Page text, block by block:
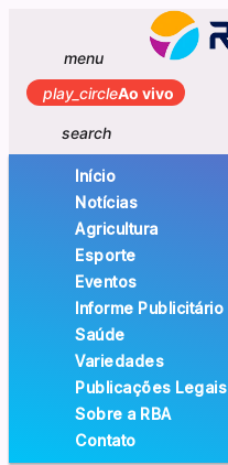
menu
play_circleAo vivo
search
Início
Notícias
Agricultura
Esporte
Eventos
Informe Publicitário
Saúde
Variedades
Publicações Legais
Sobre a RBA
Contato